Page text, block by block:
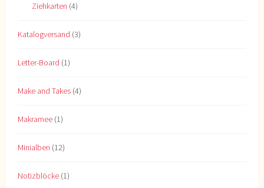
Ziehkarten (4)
Katalogversand (3)
Letter-Board (1)
Make and Takes (4)
Makramee (1)
Minialben (12)
Notizblöcke (1)